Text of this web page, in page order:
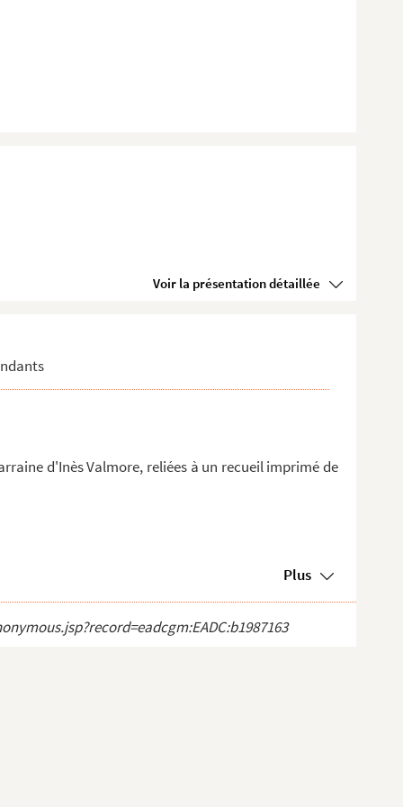
Voir la présentation détaillée
d'Inès Valmore, reliées à un recueil imprimé de
Plus